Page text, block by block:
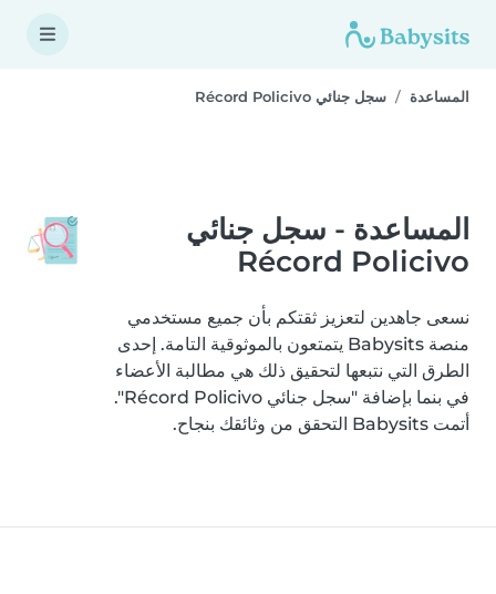
المساعدة سجل جنائي Récord Policivo
المساعدة - سجل جنائي
Récord Policivo
نسعى جاهدين لتعزيز ثقتكم بأن جميع مستخدمي
منصة Babysits يتمتعون بالموثوقية التامة. إحدى
الطرق التي نتبعها لتحقيق ذلك هي مطالبة الأعضاء
في بنما بإضافة "سجل جنائي Récord Policivo".
أتمت Babysits التحقق من وثائقك بنجاح.